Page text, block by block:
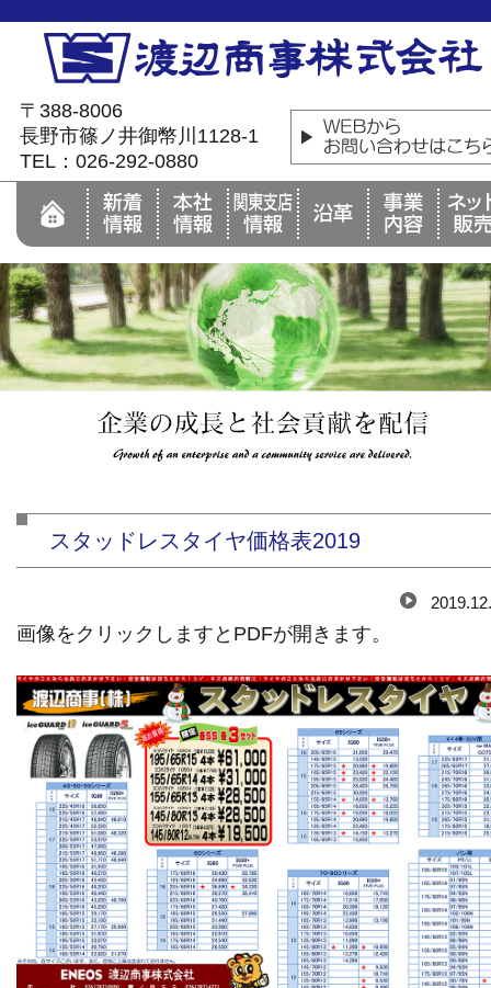
〒388-8006
長野市篠ノ井御幣川1128-1
TEL：026-292-0880
スタッドレスタイヤ価格表2019
画像をクリックしますとPDFが開きます。